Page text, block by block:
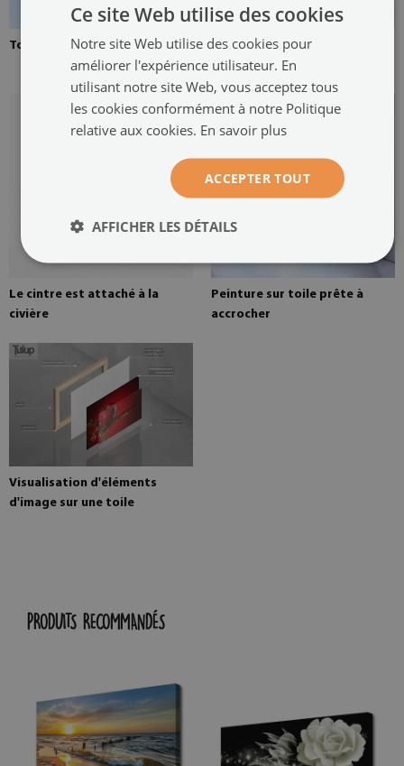
Toile tendue sur une civière
Brancard en pin pour une
peinture sur toile
Le cintre est attaché à la
civière
Peinture sur toile prête à
accrocher
Visualisation d'éléments
d'image sur une toile
PRODUITS RECOMMANDÉS
Ce site Web utilise des cookies
Notre site Web utilise des cookies pour
améliorer l'expérience utilisateur. En
utilisant notre site Web, vous acceptez tous
les cookies conformément à notre Politique
relative aux cookies. En savoir plus
ACCEPTER TOUT
AFFICHER LES DÉTAILS